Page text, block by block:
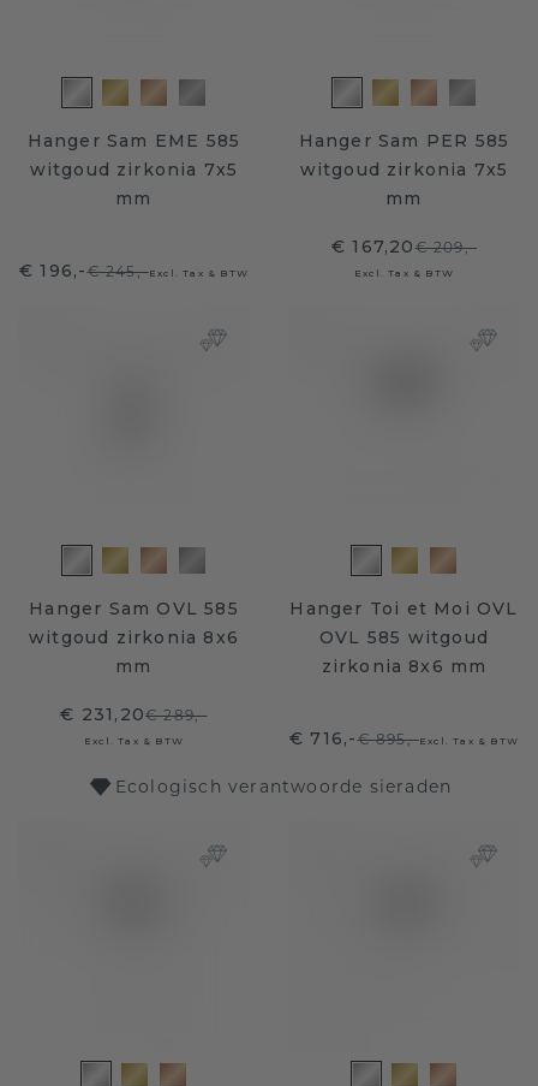
Hanger Sam EME 585
witgoud zirkonia 7x5
mm
€ 196,-€ 245,-Excl. Tax & BTW
Hanger Sam PER 585
witgoud zirkonia 7x5
mm
€ 167,20€ 209,-
Excl. Tax & BTW
Hanger Sam OVL 585
witgoud zirkonia 8x6
mm
€ 231,20€ 289,-
Excl. Tax & BTW
Hanger Toi et Moi OVL
OVL 585 witgoud
zirkonia 8x6 mm
€ 716,-€ 895,-Excl. Tax & BTW
Ecologisch verantwoorde sieraden